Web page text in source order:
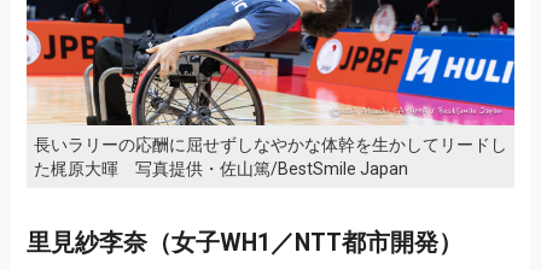
長いラリーの応酬に屈せずしなやかな体幹を生かしてリードし
た梶原大暉 写真提供・佐山篤/BestSmile Japan
里見紗李奈（女子WH1／NTT都市開発）